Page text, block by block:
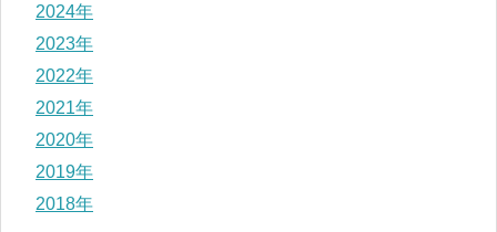
2024年
2023年
2022年
2021年
2020年
2019年
2018年